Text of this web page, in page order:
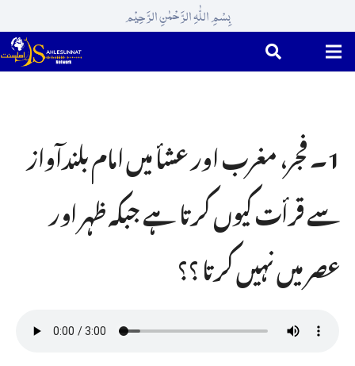
بِسْمِ اللّٰہِ الرَّحْمٰنِ الرَّحِیْم
1۔ فجر، مغرب اور عشأ میں امام بلندآواز
سے قرأت کیوں کرتا ہے جبکہ ظہر اور
عصر میں نہیں کرتا ؟؟